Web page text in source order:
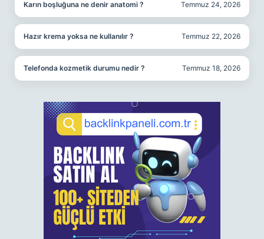
Karın boşluğuna ne denir anatomi ? Temmuz 24, 2026
Hazır krema yoksa ne kullanılır ? Temmuz 22, 2026
Telefonda kozmetik durumu nedir ? Temmuz 18, 2026